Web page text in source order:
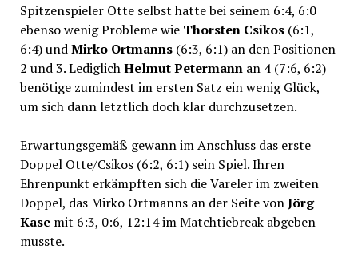
Spitzenspieler Otte selbst hatte bei seinem 6:4, 6:0
ebenso wenig Probleme wie Thorsten Csikos(6:1,
6:4) undMirko Ortmanns(6:3, 6:1) an den Positionen
2 und 3. LediglichHelmut Petermann an 4 (7:6, 6:2)
benötige zumindest im ersten Satz ein wenig Glück,
um sich dann letztlich doch klar durchzusetzen.
Erwartungsgemäß gewann im Anschluss das erste
Doppel Otte/Csikos (6:2, 6:1) sein Spiel. Ihren
Ehrenpunkt erkämpften sich die Vareler im zweiten
Doppel, das Mirko Ortmanns an der Seite vonJörg
Kase mit 6:3, 0:6, 12:14 im Matchtiebreak abgeben
musste.